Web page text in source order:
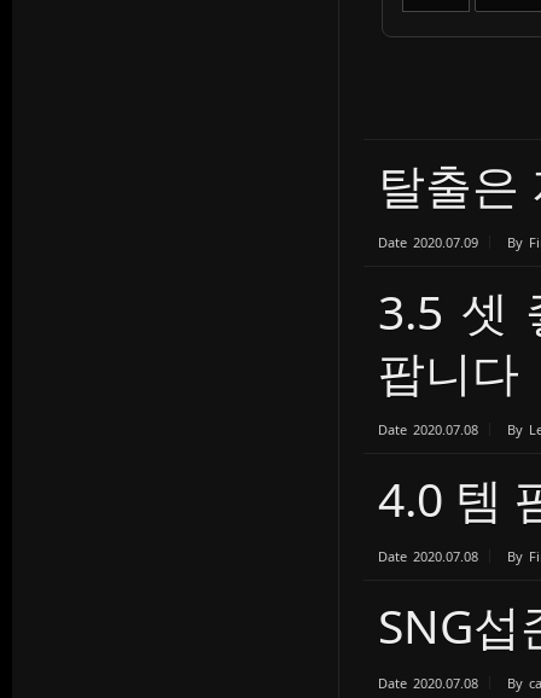
탈출은
Date 2020.07.09 By
3.5 셋
팝니다
Date 2020.07.08 By
4.0 템
Date 2020.07.08 By
SNG
Date 2020.07.08 By